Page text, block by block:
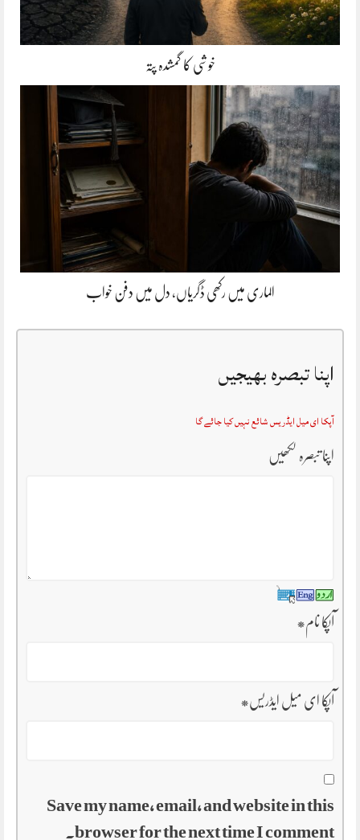
خوشی کا گمشدہ پتہ
الماری میں رکھی ڈگریاں، دل میں دفن خواب
اپنا تبصرہ بھیجیں
آپکا ای میل ایڈریس شائع نہیں کیا جائے گا
اپنا تبصرہ لکھیں
آپکا نام*
آپکا ای میل ایڈریس*
Save my name, email, and website in this
browser for the next time I comment.